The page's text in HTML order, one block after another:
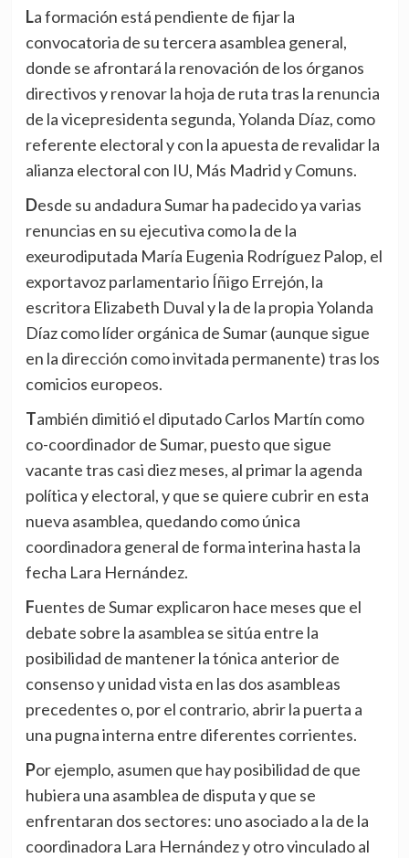
La formación está pendiente de fijar la
convocatoria de su tercera asamblea general,
donde se afrontará la renovación de los órganos
directivos y renovar la hoja de ruta tras la renuncia
de la vicepresidenta segunda, Yolanda Díaz, como
referente electoral y con la apuesta de revalidar la
alianza electoral con IU, Más Madrid y Comuns.
Desde su andadura Sumar ha padecido ya varias
renuncias en su ejecutiva como la de la
exeurodiputada María Eugenia Rodríguez Palop, el
exportavoz parlamentario Íñigo Errejón, la
escritora Elizabeth Duval y la de la propia Yolanda
Díaz como líder orgánica de Sumar (aunque sigue
en la dirección como invitada permanente) tras los
comicios europeos.
También dimitió el diputado Carlos Martín como
co-coordinador de Sumar, puesto que sigue
vacante tras casi diez meses, al primar la agenda
política y electoral, y que se quiere cubrir en esta
nueva asamblea, quedando como única
coordinadora general de forma interina hasta la
fecha Lara Hernández.
Fuentes de Sumar explicaron hace meses que el
debate sobre la asamblea se sitúa entre la
posibilidad de mantener la tónica anterior de
consenso y unidad vista en las dos asambleas
precedentes o, por el contrario, abrir la puerta a
una pugna interna entre diferentes corrientes.
Por ejemplo, asumen que hay posibilidad de que
hubiera una asamblea de disputa y que se
enfrentaran dos sectores: uno asociado a la de la
coordinadora Lara Hernández y otro vinculado al